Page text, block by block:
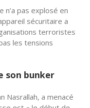
pas explosé en
sécuritaire a
terroristes
les tensions
son bunker
Nasrallah, a menacé